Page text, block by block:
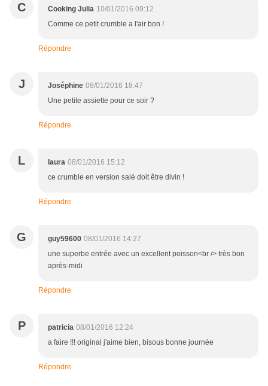
C Cooking Julia 10/01/2016 09:12
Comme ce petit crumble a l'air bon !
Répondre
J Joséphine 08/01/2016 18:47
Une petite assiette pour ce soir ?
Répondre
L laura 08/01/2016 15:12
ce crumble en version salé doit être divin !
Répondre
G guy59600 08/01/2016 14:27
une superbe entrée avec un excellent poisson<br /> très bon
après-midi
Répondre
P patricia 08/01/2016 12:24
a faire !!! original j'aime bien, bisous bonne journée
Répondre